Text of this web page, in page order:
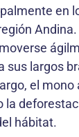
en
sus largos
el
la
hábitat.